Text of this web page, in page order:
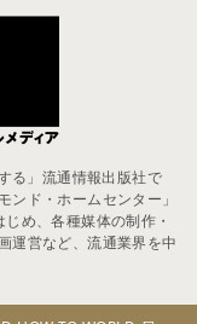
る」流通情報出版社で
ド・ホームセンター」
め、各種媒体の制作・
運営など、流通業界を中